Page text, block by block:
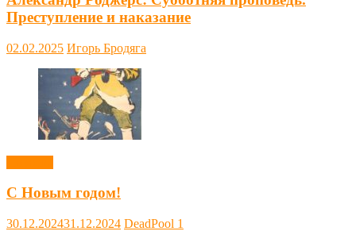
Преступление и наказание
02.02.2025 Игорь Бродяга
С Новым годом!
30.12.202431.12.2024 DeadPool 1